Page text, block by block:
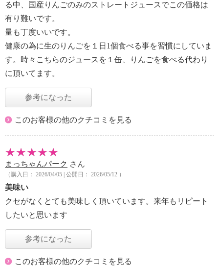
る中、国産りんごのみのストレートジュースでこの価格は
有り難いです。
量も丁度いいです。
健康の為に生のりんごを１日1個食べる事を習慣にしていま
す。時々こちらのジュースを１缶、りんごを食べる代わり
に頂いてます。
参考になった
このお客様の他のクチコミを見る
まっちゃんパーク さん
（購入日： 2026/04/05 | 公開日： 2026/05/12 ）
美味い
クセがなくとても美味しく頂いています。来年もリピート
したいと思います
参考になった
このお客様の他のクチコミを見る